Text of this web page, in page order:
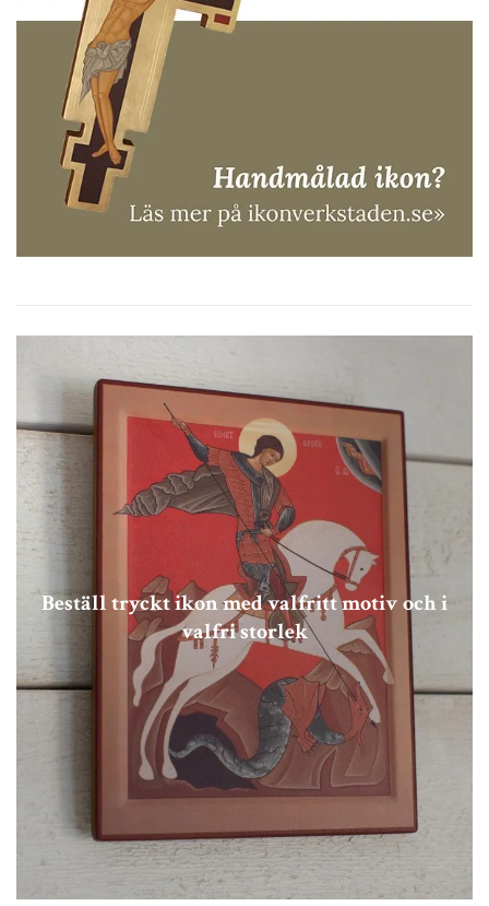
Beställ tryckt ikon med valfritt motiv och i
valfri storlek